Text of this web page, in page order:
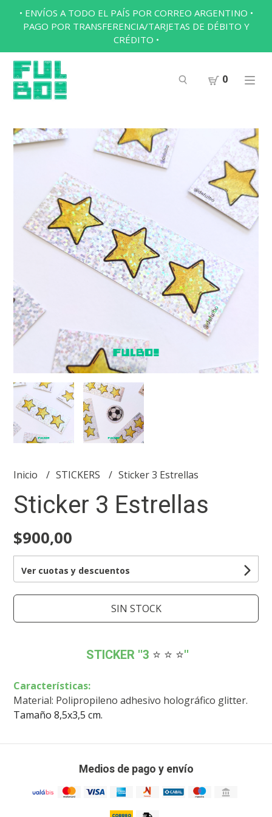
• ENVÍOS A TODO EL PAÍS POR CORREO ARGENTINO •
PAGO POR TRANSFERENCIA/TARJETAS DE DÉBITO Y
CRÉDITO •
0
Inicio STICKERS Sticker 3 Estrellas
Sticker 3 Estrellas
$900,00
Ver cuotas y descuentos
SIN STOCK
STICKER ''3 ⭐ ⭐ ⭐''
Características:
Material: Polipropileno adhesivo holográfico glitter.
Tamaño 8,5x3,5 cm.
Medios de pago y envío